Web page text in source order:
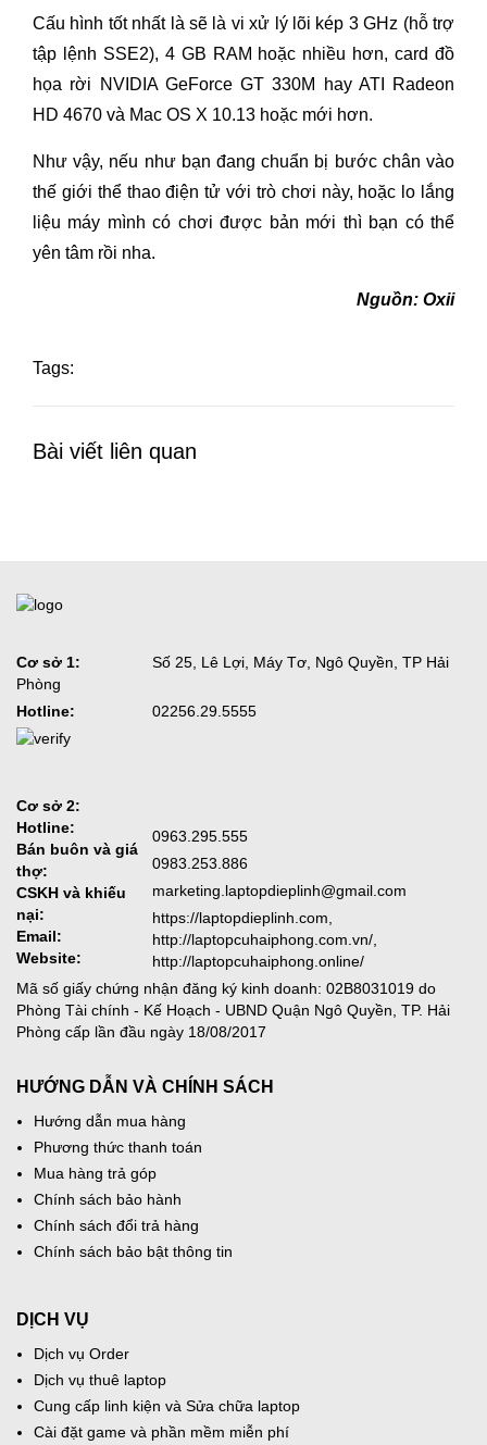
Cấu hình tốt nhất là sẽ là vi xử lý lõi kép 3 GHz (hỗ trợ
tập lệnh SSE2), 4 GB RAM hoặc nhiều hơn, card đồ
họa rời NVIDIA GeForce GT 330M hay ATI Radeon
HD 4670 và Mac OS X 10.13 hoặc mới hơn.
Như vậy, nếu như bạn đang chuẩn bị bước chân vào
thế giới thể thao điện tử với trò chơi này, hoặc lo lắng
liệu máy mình có chơi được bản mới thì bạn có thể
yên tâm rồi nha.
Nguồn: Oxii
Tags:
Bài viết liên quan
Cơ sở 1:
Số 25, Lê Lợi, Máy Tơ, Ngô Quyền, TP Hải
Phòng
Hotline:
02256.29.5555
Cơ sở 2:
Hotline:
Bán buôn và giá
thợ:
0963.295.555
CSKH và khiếu
nại:
0983.253.886
Email:
marketing.laptopdieplinh@gmail.com
Website:
https://laptopdieplinh.com,
http://laptopcuhaiphong.com.vn/,
http://laptopcuhaiphong.online/
Mã số giấy chứng nhận đăng ký kinh doanh: 02B8031019 do
Phòng Tài chính - Kế Hoạch - UBND Quận Ngô Quyền, TP. Hải
Phòng cấp lần đầu ngày 18/08/2017
HƯỚNG DẪN VÀ CHÍNH SÁCH
Hướng dẫn mua hàng
Phương thức thanh toán
Mua hàng trả góp
Chính sách bảo hành
Chính sách đổi trả hàng
Chính sách bảo bật thông tin
DỊCH VỤ
Dịch vụ Order
Dịch vụ thuê laptop
Cung cấp linh kiện và Sửa chữa laptop
Cài đặt game và phần mềm miễn phí